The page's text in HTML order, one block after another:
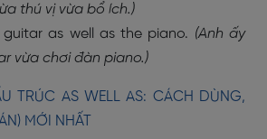
thú vị vừa bổ ích.)
as well as the piano. (Anh ấy
vừa chơi đàn piano.)
TRÚC AS WELL AS: CÁCH DÙNG,
MỚI NHẤT